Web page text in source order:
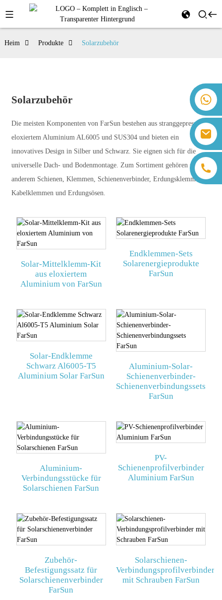
+86 18350266301 Iris Hong
+86 18806057002 Sanborn Guo
Heim Produkte Solarzubehör
Solarzubehör
Die meisten Komponenten von FarSun bestehen aus stranggepresstem,
eloxiertem Aluminium AL6005 und SUS304 und bieten ein
innovatives Design in Silber und Schwarz. Sie eignen sich für die
universelle Dach- und Bodenmontage. Zum Sortiment gehören unter
anderem Schienen, Klemmen, Schienenverbinder, Erdungsklemmen,
Kabelklemmen und Erdungsösen.
Solar-Mittelklemm-Kit
aus eloxiertem
Aluminium von FarSun
Endklemmen-Sets
Solarenergieprodukte
FarSun
Solar-Endklemme
Schwarz Al6005-T5
Aluminium Solar FarSun
Aluminium-Solar-
Schienenverbinder-
Schienenverbindungssets
FarSun
Aluminium-
Verbindungsstücke für
Solarschienen FarSun
PV-
Schienenprofilverbinder
Aluminium FarSun
Zubehör-
Befestigungssatz für
Solarschienenverbinder
FarSun
Solarschienen-
Verbindungsprofilverbinder
mit Schrauben FarSun